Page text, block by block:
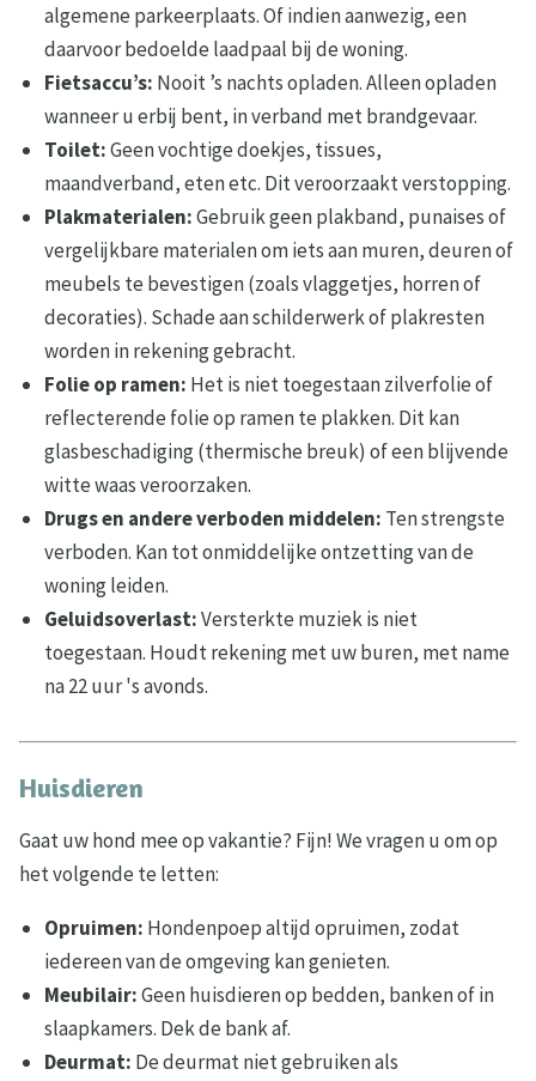
algemene parkeerplaats. Of indien aanwezig, een
daarvoor bedoelde laadpaal bij de woning.
Fietsaccu’s: Nooit ’s nachts opladen. Alleen opladen
wanneer u erbij bent, in verband met brandgevaar.
Toilet:Geen vochtige doekjes, tissues,
maandverband, eten etc. Dit veroorzaakt verstopping.
Plakmaterialen:Gebruik geen plakband, punaises of
vergelijkbare materialen om iets aan muren, deuren of
meubels te bevestigen (zoals vlaggetjes, horren of
decoraties). Schade aan schilderwerk of plakresten
worden in rekening gebracht.
Folie op ramen: Het is niet toegestaan zilverfolie of
reflecterende folie op ramen te plakken. Dit kan
glasbeschadiging (thermische breuk) of een blijvende
witte waas veroorzaken.
Drugs en andere verboden middelen: Ten strengste
verboden. Kan tot onmiddelijke ontzetting van de
woning leiden.
Geluidsoverlast:Versterkte muziek is niet
toegestaan. Houdt rekening met uw buren, met name
na 22 uur 's avonds.
Huisdieren
Gaat uw hond mee op vakantie? Fijn! We vragen u om op
het volgende te letten:
Opruimen: Hondenpoep altijd opruimen, zodat
iedereen van de omgeving kan genieten.
Meubilair:Geen huisdieren op bedden, banken of in
slaapkamers. Dek de bank af.
Deurmat: De deurmat niet gebruiken als